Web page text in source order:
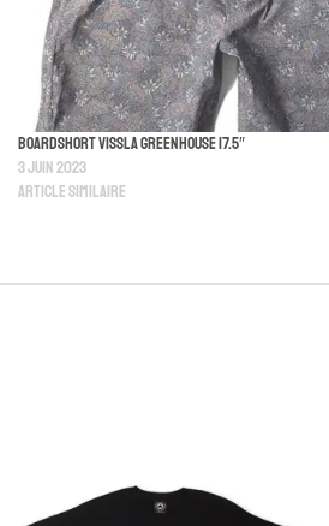
Boardshort Vissla Greenhouse 17.5″
3 juin 2023
Article similaire